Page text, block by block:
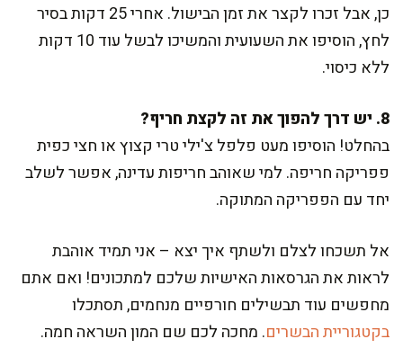
כן, אבל זכרו לקצר את זמן הבישול. אחרי 25 דקות בסיר
לחץ, הוסיפו את השעועית והמשיכו לבשל עוד 10 דקות
ללא כיסוי.
8. יש דרך להפוך את זה לקצת חריף?
בהחלט! הוסיפו מעט פלפל צ'ילי טרי קצוץ או חצי כפית
פפריקה חריפה. למי שאוהב חריפות עדינה, אפשר לשלב
יחד עם הפפריקה המתוקה.
אל תשכחו לצלם ולשתף איך יצא – אני תמיד אוהבת
לראות את הגרסאות האישיות שלכם למתכונים! ואם אתם
מחפשים עוד תבשילים חורפיים מנחמים, תסתכלו
בקטגוריית הבשרים. מחכה לכם שם המון השראה חמה.